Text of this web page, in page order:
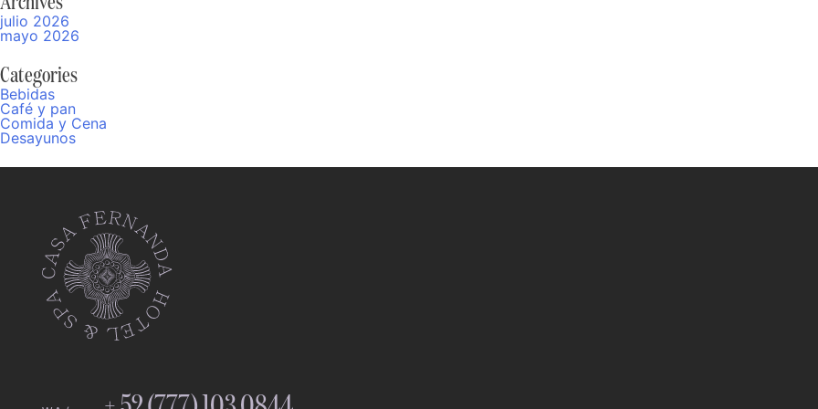
julio 2026
mayo 2026
Categories
Bebidas
Café y pan
Comida y Cena
Desayunos